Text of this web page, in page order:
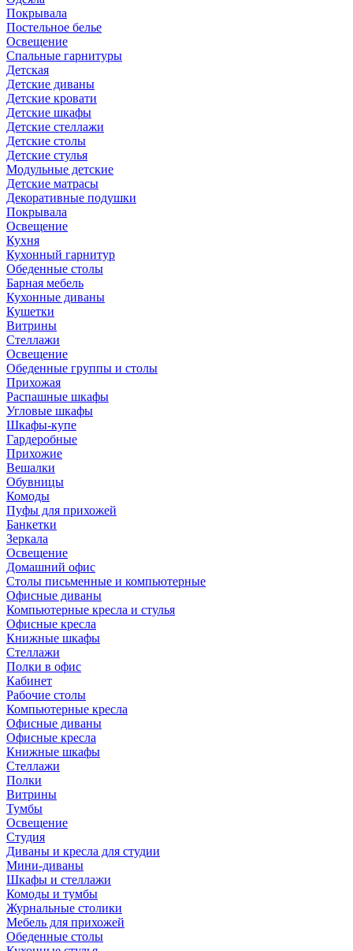
Покрывала
Постельное белье
Освещение
Спальные гарнитуры
Детская
Детские диваны
Детские кровати
Детские шкафы
Детские стеллажи
Детские столы
Детские стулья
Модульные детские
Детские матрасы
Декоративные подушки
Покрывала
Освещение
Кухня
Кухонный гарнитур
Обеденные столы
Барная мебель
Кухонные диваны
Кушетки
Витрины
Стеллажи
Освещение
Обеденные группы и столы
Прихожая
Распашные шкафы
Угловые шкафы
Шкафы-купе
Гардеробные
Прихожие
Вешалки
Обувницы
Комоды
Пуфы для прихожей
Банкетки
Зеркала
Освещение
Домашний офис
Столы письменные и компьютерные
Офисные диваны
Компьютерные кресла и стулья
Офисные кресла
Книжные шкафы
Стеллажи
Полки в офис
Кабинет
Рабочие столы
Компьютерные кресла
Офисные диваны
Офисные кресла
Книжные шкафы
Стеллажи
Полки
Витрины
Тумбы
Освещение
Студия
Диваны и кресла для студии
Мини-диваны
Шкафы и стеллажи
Комоды и тумбы
Журнальные столики
Мебель для прихожей
Обеденные столы